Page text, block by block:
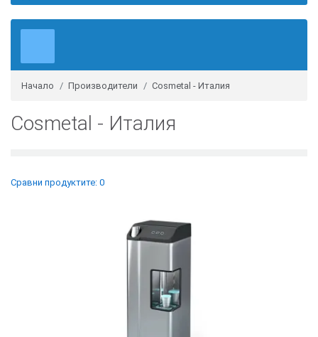
Начало Производители Cosmetal - Италия
Cosmetal - Италия
Сравни продуктите: 0